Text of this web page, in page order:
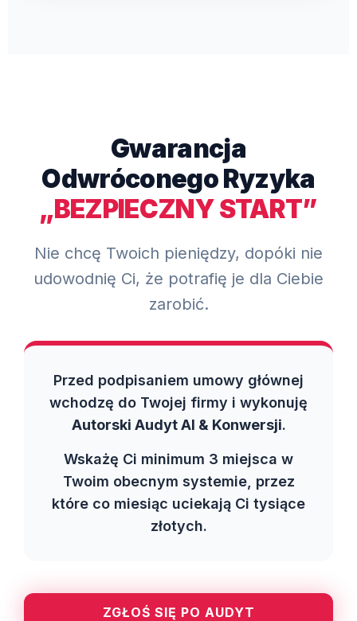
Gwarancja
Odwróconego Ryzyka
„BEZPIECZNY START”
Nie chcę Twoich pieniędzy, dopóki nie
udowodnię Ci, że potrafię je dla Ciebie
zarobić.
Przed podpisaniem umowy głównej
wchodzę do Twojej firmy i wykonuję
Autorski Audyt AI & Konwersji.
Wskażę Ci minimum 3 miejsca w
Twoim obecnym systemie, przez
które co miesiąc uciekają Ci tysiące
złotych.
ZGŁOŚ SIĘ PO AUDYT